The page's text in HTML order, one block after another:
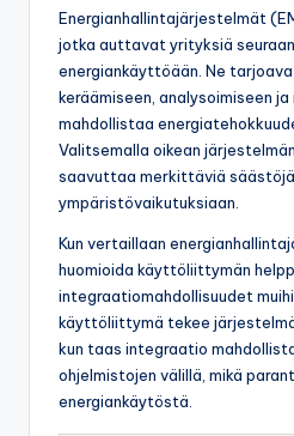
Energianhallintajärjestelmät
jotka auttavat yrityksiä
energiankäyttöään. Ne
keräämiseen, analysoimiseen
mahdollistaa
Valitsemalla oikean
saavuttaa merkittäviä
ympäristövaikutuksiaan.
Kun vertaillaan
huomioida käyttöliittymän
integraatiomahdollisuudet
käyttöliittymä tekee
kun taas integraatio
ohjelmistojen välillä, mikä
energiankäytöstä.